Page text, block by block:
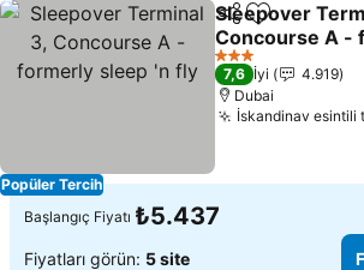
Popüler Tercih
Paylaş
Sleepover
Concourse A -
sleep 'n fly
3 Yıldız
7,6 İyi
4.919
Dubai
İskandinav esintili
Başlangıç Fiyatı ₺5.437
Fiyatları görün: 5 site